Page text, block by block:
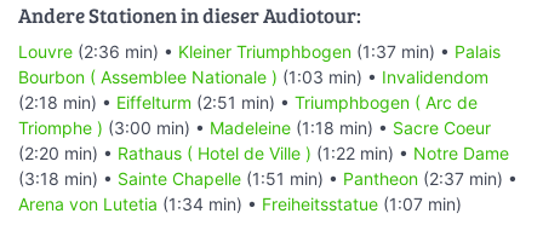
Andere Stationen in dieser Audiotour:
Louvre (2:36 min) • Kleiner Triumphbogen (1:37 min) • Palais
Bourbon ( Assemblee Nationale ) (1:03 min) • Invalidendom
(2:18 min) • Eiffelturm (2:51 min) • Triumphbogen ( Arc de
Triomphe ) (3:00 min) • Madeleine (1:18 min) • Sacre Coeur
(2:20 min) • Rathaus ( Hotel de Ville ) (1:22 min) • Notre Dame
(3:18 min) • Sainte Chapelle (1:51 min) • Pantheon (2:37 min) •
Arena von Lutetia (1:34 min) • Freiheitsstatue (1:07 min)